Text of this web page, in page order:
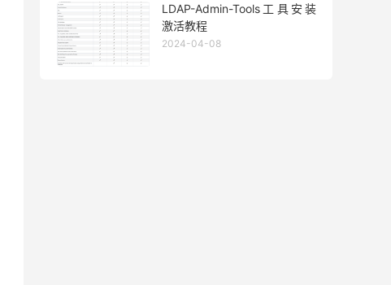
LDAP-Admin-Tools工具安装
激活教程
2024-04-08